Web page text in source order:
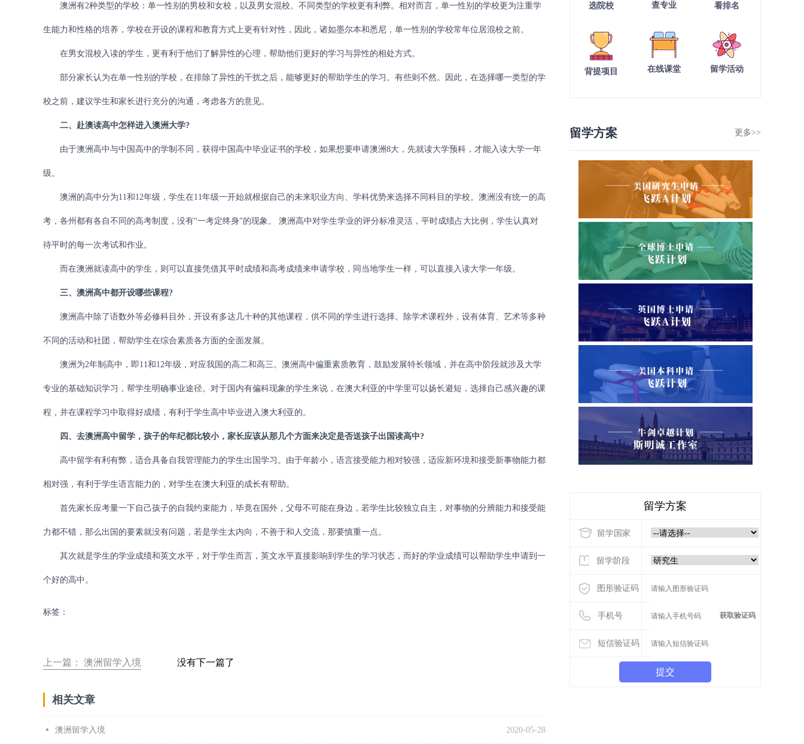
澳洲有2种类型的学校：单一性别的男校和女校，以及男女混校。不同类型的学校更有利弊。相对而言，单一性别的学校更为注重学
生能力和性格的培养，学校在开设的课程和教育方式上更有针对性，因此，诸如墨尔本和悉尼，单一性别的学校常年位居混校之前。
在男女混校入读的学生，更有利于他们了解异性的心理，帮助他们更好的学习与异性的相处方式。
部分家长认为在单一性别的学校，在排除了异性的干扰之后，能够更好的帮助学生的学习。有些则不然。因此，在选择哪一类型的学
校之前，建议学生和家长进行充分的沟通，考虑各方的意见。
二、赴澳读高中怎样进入澳洲大学?
由于澳洲高中与中国高中的学制不同，获得中国高中毕业证书的学校，如果想要申请澳洲8大，先就读大学预科，才能入读大学一年
级。
澳洲的高中分为11和12年级，学生在11年级一开始就根据自己的未来职业方向、学科优势来选择不同科目的学校。澳洲没有统一的高
考，各州都有各自不同的高考制度，没有“一考定终身”的现象。 澳洲高中对学生学业的评分标准灵活，平时成绩占大比例，学生认真对
待平时的每一次考试和作业。
而在澳洲就读高中的学生，则可以直接凭借其平时成绩和高考成绩来申请学校，同当地学生一样，可以直接入读大学一年级。
三、澳洲高中都开设哪些课程?
澳洲高中除了语数外等必修科目外，开设有多达几十种的其他课程，供不同的学生进行选择。除学术课程外，设有体育、艺术等多种
不同的活动和社团，帮助学生在综合素质各方面的全面发展。
澳洲为2年制高中，即11和12年级，对应我国的高二和高三。澳洲高中偏重素质教育，鼓励发展特长领域，并在高中阶段就涉及大学
专业的基础知识学习，帮学生明确事业途径。对于国内有偏科现象的学生来说，在澳大利亚的中学里可以扬长避短，选择自己感兴趣的课
程，并在课程学习中取得好成绩，有利于学生高中毕业进入澳大利亚的。
四、去澳洲高中留学，孩子的年纪都比较小，家长应该从那几个方面来决定是否送孩子出国读高中?
高中留学有利有弊，适合具备自我管理能力的学生出国学习。由于年龄小，语言接受能力相对较强，适应新环境和接受新事物能力都
相对强，有利于学生语言能力的，对学生在澳大利亚的成长有帮助。
首先家长应考量一下自己孩子的自我约束能力，毕竟在国外，父母不可能在身边，若学生比较独立自主，对事物的分辨能力和接受能
力都不错，那么出国的要素就没有问题，若是学生太内向，不善于和人交流，那要慎重一点。
其次就是学生的学业成绩和英文水平，对于学生而言，英文水平直接影响到学生的学习状态，而好的学业成绩可以帮助学生申请到一
个好的高中。
标签：
上一篇： 澳洲留学入境 没有下一篇了
相关文章
澳洲留学入境 2020-05-28
选院校 查专业 看排名
背提项目 在线课堂 留学活动
留学方案 更多>>
留学方案
留学国家
留学阶段
图形验证码
手机号 获取验证码
短信验证码
提交